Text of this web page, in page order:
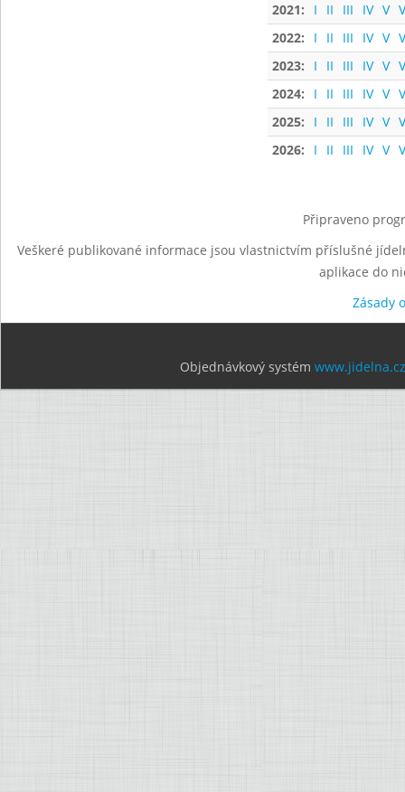
2021:
I II III IV V
2022:
I II III IV V
2023:
I II III IV V
2024:
I II III IV V
2025:
I II III IV V
2026:
I II III IV V
Připraveno
Veškeré publikované informace jsou vlastnictvím příslušné
aplikace do
Zásady
Objednávkový systém www.jidelna.cz